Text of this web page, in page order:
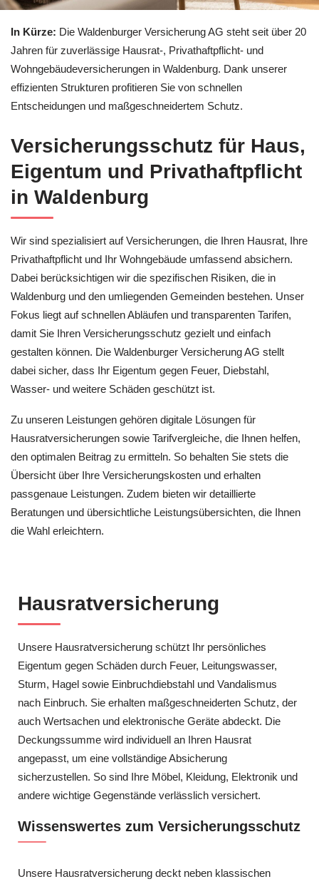
In Kürze: Die Waldenburger Versicherung AG steht seit über 20
Jahren für zuverlässige Hausrat-, Privathaftpflicht- und
Wohngebäudeversicherungen in Waldenburg. Dank unserer
effizienten Strukturen profitieren Sie von schnellen
Entscheidungen und maßgeschneidertem Schutz.
Versicherungsschutz für Haus,
Eigentum und Privathaftpflicht
in Waldenburg
Wir sind spezialisiert auf Versicherungen, die Ihren Hausrat, Ihre
Privathaftpflicht und Ihr Wohngebäude umfassend absichern.
Dabei berücksichtigen wir die spezifischen Risiken, die in
Waldenburg und den umliegenden Gemeinden bestehen. Unser
Fokus liegt auf schnellen Abläufen und transparenten Tarifen,
damit Sie Ihren Versicherungsschutz gezielt und einfach
gestalten können. Die Waldenburger Versicherung AG stellt
dabei sicher, dass Ihr Eigentum gegen Feuer, Diebstahl,
Wasser- und weitere Schäden geschützt ist.
Zu unseren Leistungen gehören digitale Lösungen für
Hausratversicherungen sowie Tarifvergleiche, die Ihnen helfen,
den optimalen Beitrag zu ermitteln. So behalten Sie stets die
Übersicht über Ihre Versicherungskosten und erhalten
passgenaue Leistungen. Zudem bieten wir detaillierte
Beratungen und übersichtliche Leistungsübersichten, die Ihnen
die Wahl erleichtern.
Hausratversicherung
Unsere Hausratversicherung schützt Ihr persönliches
Eigentum gegen Schäden durch Feuer, Leitungswasser,
Sturm, Hagel sowie Einbruchdiebstahl und Vandalismus
nach Einbruch. Sie erhalten maßgeschneiderten Schutz, der
auch Wertsachen und elektronische Geräte abdeckt. Die
Deckungssumme wird individuell an Ihren Hausrat
angepasst, um eine vollständige Absicherung
sicherzustellen. So sind Ihre Möbel, Kleidung, Elektronik und
andere wichtige Gegenstände verlässlich versichert.
Wissenswertes zum Versicherungsschutz
Unsere Hausratversicherung deckt neben klassischen